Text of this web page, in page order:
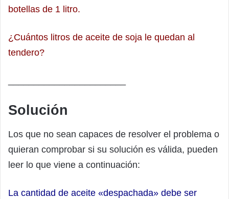
botellas de 1 litro.
¿Cuántos litros de aceite de soja le quedan al
tendero?
Solución
Los que no sean capaces de resolver el problema o
quieran comprobar si su solución es válida, pueden
leer lo que viene a continuación:
La cantidad de aceite «despachada» debe ser